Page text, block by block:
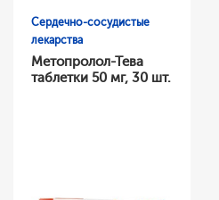
Сердечно-сосудистые
лекарства
Метопролол-Тева
таблетки 50 мг, 30 шт.